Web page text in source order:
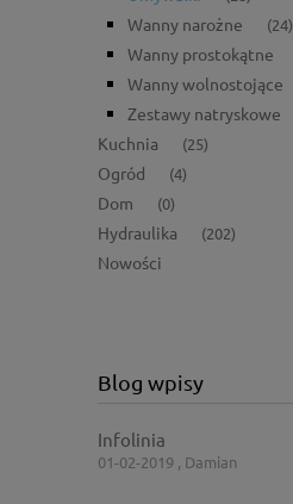
Wanny narożne (24)
Wanny prostokątne
Wanny wolnostojące
Zestawy natryskowe
Kuchnia (25)
Ogród (4)
Dom (0)
Hydraulika (202)
Nowości
Blog wpisy
Infolinia
01-02-2019 , Damian